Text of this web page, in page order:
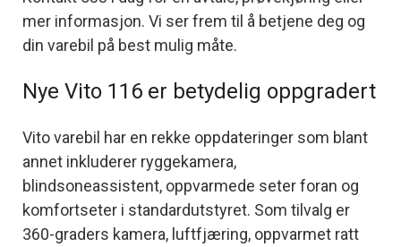
mer informasjon. Vi ser frem til å betjene deg og
din varebil på best mulig måte.
Nye Vito 116 er betydelig oppgradert
Vito varebil har en rekke oppdateringer som blant
annet inkluderer ryggekamera,
blindsoneassistent, oppvarmede seter foran og
komfortseter i standardutstyret. Som tilvalg er
360-graders kamera, luftfjæring, oppvarmet ratt